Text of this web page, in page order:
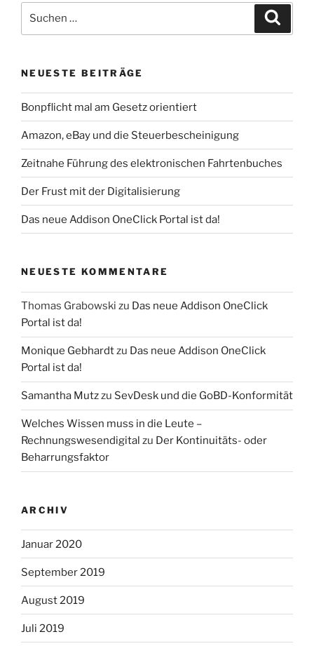
nach:
NEUESTE BEITRÄGE
Bonpflicht mal am Gesetz orientiert
Amazon, eBay und die Steuerbescheinigung
Zeitnahe Führung des elektronischen Fahrtenbuches
Der Frust mit der Digitalisierung
Das neue Addison OneClick Portal ist da!
NEUESTE KOMMENTARE
Thomas Grabowski zu Das neue Addison OneClick
Portal ist da!
Monique Gebhardtzu Das neue Addison OneClick
Portal ist da!
Samantha Mutzzu SevDesk und die GoBD-Konformität
Welches Wissen muss in die Leute –
Rechnungswesendigital zu Der Kontinuitäts- oder
Beharrungsfaktor
ARCHIV
Januar 2020
September 2019
August 2019
Juli 2019